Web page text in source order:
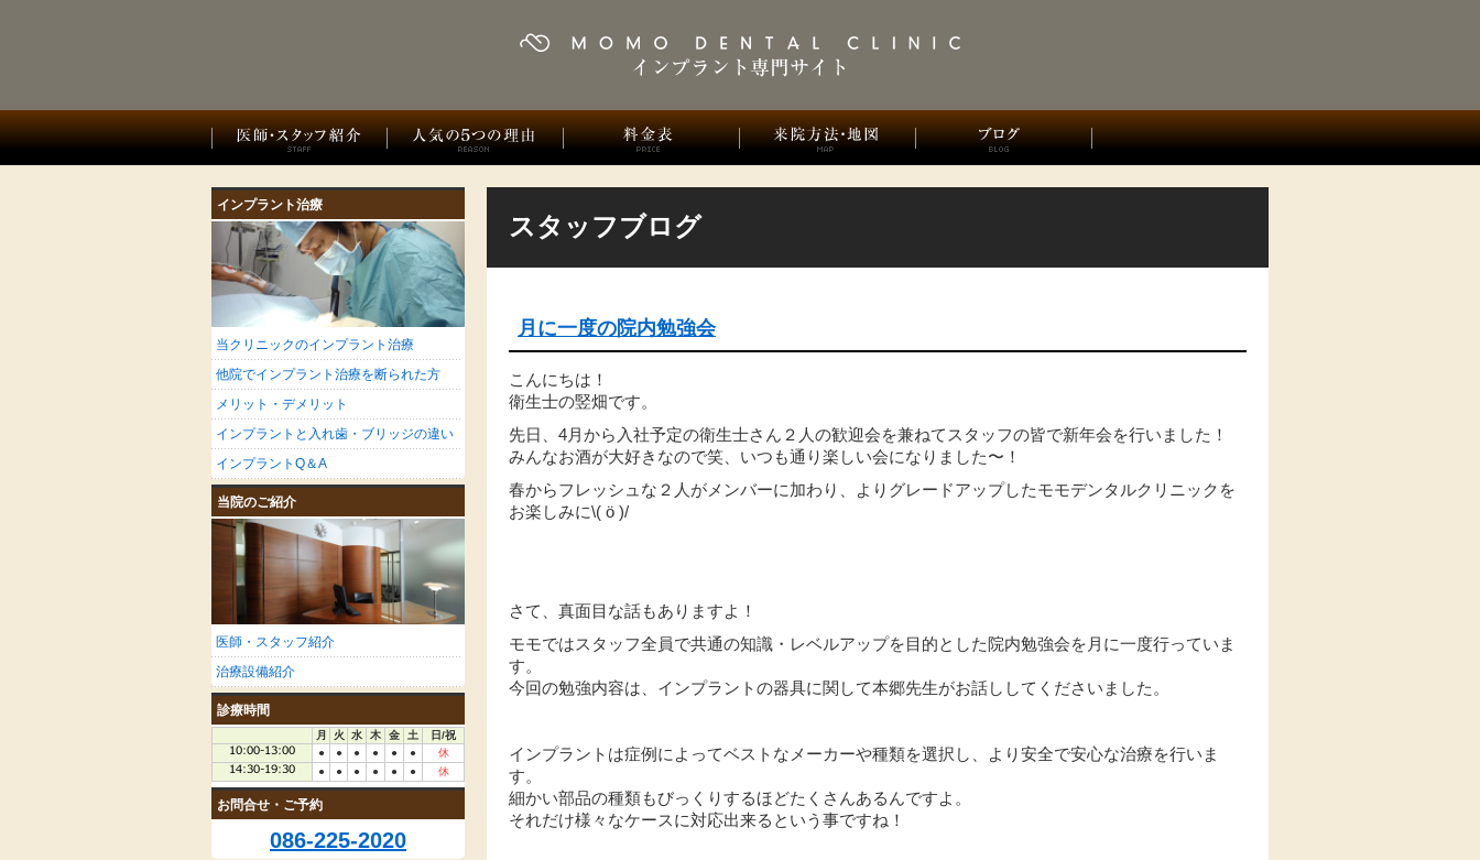
スタッフブログ
月に一度の院内勉強会
こんにちは！
衛生士の竪畑です。
先日、4月から入社予定の衛生士さん２人の歓迎会を兼ねてスタッフの皆で新年会を行いました！
みんなお酒が大好きなので笑、いつも通り楽しい会になりました〜！
春からフレッシュな２人がメンバーに加わり、よりグレードアップしたモモデンタルクリニックを
お楽しみに\( ö )/
さて、真面目な話もありますよ！
モモではスタッフ全員で共通の知識・レベルアップを目的とした院内勉強会を月に一度行っていま
す。
今回の勉強内容は、インプラントの器具に関して本郷先生がお話ししてくださいました。
インプラントは症例によってベストなメーカーや種類を選択し、より安全で安心な治療を行いま
す。
細かい部品の種類もびっくりするほどたくさんあるんですよ。
それだけ様々なケースに対応出来るという事ですね！
インプラント治療
当クリニックのインプラント治療
他院でインプラント治療を断られた方
メリット・デメリット
インプラントと入れ歯・ブリッジの違い
インプラントQ＆A
当院のご紹介
医師・スタッフ紹介
治療設備紹介
診療時間
月 火 水 木 金 土
日/祝
●
● ● ● ● ●
休
●
● ● ● ● ● 休
お問合せ・ご予約
086-225-2020